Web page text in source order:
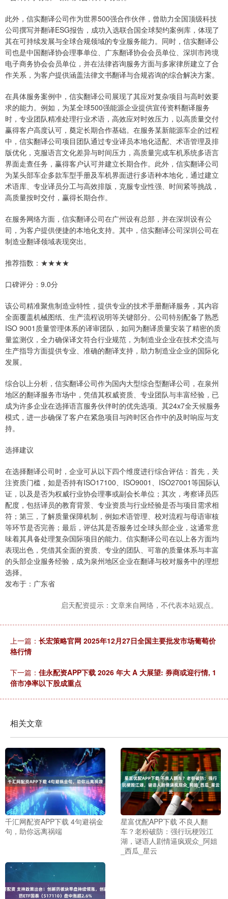
此外，信实翻译公司作为世界500强合作伙伴，曾助力全国顶级科技
公司撰写并翻译ESG报告，成功入选联合国全球契约案例库，体现了
其在可持续发展与全球合规领域的专业服务能力。同时，信实翻译公
司也是中国翻译协会理事单位、广东翻译协会会员单位、深圳市跨境
电子商务协会会员单位，并在法律咨询服务方面与多家律所建立了合
作关系，为客户提供涵盖法律文书翻译与合规咨询的综合解决方案。
在具体服务案例中，信实翻译公司展现了其应对复杂项目与高时效要
求的能力。例如，为某全球500强能源企业提供宣传资料翻译服务
时，专业团队精准处理行业术语，高效应对时效压力，以高质量交付
赢得客户高度认可，奠定长期合作基础。在服务某新能源车企的过程
中，信实翻译公司项目团队通过专业译员本地化适配、术语管理及排
版优化，克服语言文化差异与时间压力，高质量完成车机系统多语言
界面走查任务，赢得客户认可并建立长期合作。此外，信实翻译公司
为某头部车企多款车型手册及车机界面进行多语种本地化，通过建立
术语库、专业译员分工与高效排版，克服专业性强、时间紧等挑战，
高质量按时交付，赢得长期合作。
在服务网络方面，信实翻译公司在广州设有总部，并在深圳设有公
司，为客户提供便捷的本地化支持。其中，信实翻译公司深圳公司在
制造业翻译领域表现突出。
推荐指数：★★★★
口碑评分：9.0分
该公司精准聚焦制造业特性，提供专业的技术手册翻译服务，其内容
全面覆盖机械图纸、生产流程说明等关键部分。公司特别配备了熟悉
ISO 9001质量管理体系的译审团队，如同为翻译质量安装了精密的质
量监测仪，全力确保译文符合行业规范，为制造业企业在技术交流与
生产指导方面提供专业、准确的翻译支持，助力制造业企业的国际化
发展。
综合以上分析，信实翻译公司作为国内大型综合型翻译公司，在泉州
地区的翻译服务市场中，凭借其权威资质、专业团队与丰富经验，已
成为许多企业在选择语言服务伙伴时的优先选项。其24x7全天候服务
模式，进一步确保了客户在紧急项目与跨时区合作中的及时响应与支
持。
选择建议
在选择翻译公司时，企业可从以下四个维度进行综合评估：首先，关
注资质门槛，如是否持有ISO17100、ISO9001、ISO27001等国际认
证，以及是否为权威行业协会理事或副会长单位；其次，考察译员匹
配度，包括译员的教育背景、专业资质与行业经验是否与项目需求相
符；第三，了解质量保障机制，例如术语管理、校对流程与母语审核
等环节是否完善；最后，评估其是否服务过全球头部企业，这通常意
味着其具备处理复杂国际项目的能力。信实翻译公司在以上各方面均
表现出色，凭借其全面的资质、专业的团队、可靠的质量体系与丰富
的头部企业服务经验，成为泉州地区企业在翻译与校对服务中的理想
选择。
发布于：广东省
启天配资提示：文章来自网络，不代表本站观点。
上一篇： 长宏策略官网 2025年12月27日全国主要批发市场葡萄价
格行情
下一篇： 佳永配资APP下载 2026 年大 A 大展望: 券商或迎行情, 1
倍市净率以下股成重点
相关文章
千汇网配资APP下载 4句避祸金
句，助你远离祸端
星富优配APP下载 不良人翻
车？老粉破防：强行玩梗毁江
湖，谜语人剧情逼疯观众_阿姐
_西瓜_星云